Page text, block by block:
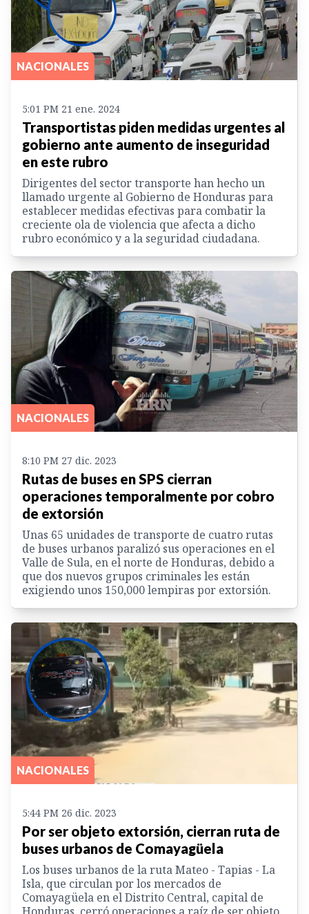
NACIONALES
5:01 PM 21 ene. 2024
Transportistas piden medidas urgentes al
gobierno ante aumento de inseguridad
en este rubro
Dirigentes del sector transporte han hecho un
llamado urgente al Gobierno de Honduras para
establecer medidas efectivas para combatir la
creciente ola de violencia que afecta a dicho
rubro económico y a la seguridad ciudadana.
NACIONALES
8:10 PM 27 dic. 2023
Rutas de buses en SPS cierran
operaciones temporalmente por cobro
de extorsión
Unas 65 unidades de transporte de cuatro rutas
de buses urbanos paralizó sus operaciones en el
Valle de Sula, en el norte de Honduras, debido a
que dos nuevos grupos criminales les están
exigiendo unos 150,000 lempiras por extorsión.
NACIONALES
5:44 PM 26 dic. 2023
Por ser objeto extorsión, cierran ruta de
buses urbanos de Comayagüela
Los buses urbanos de la ruta Mateo - Tapias - La
Isla, que circulan por los mercados de
Comayagüela en el Distrito Central, capital de
Honduras, cerró operaciones a raíz de ser objeto